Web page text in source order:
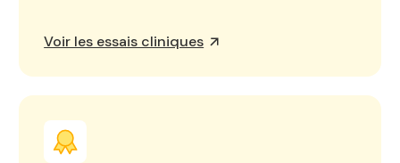
Voir les essais cliniques